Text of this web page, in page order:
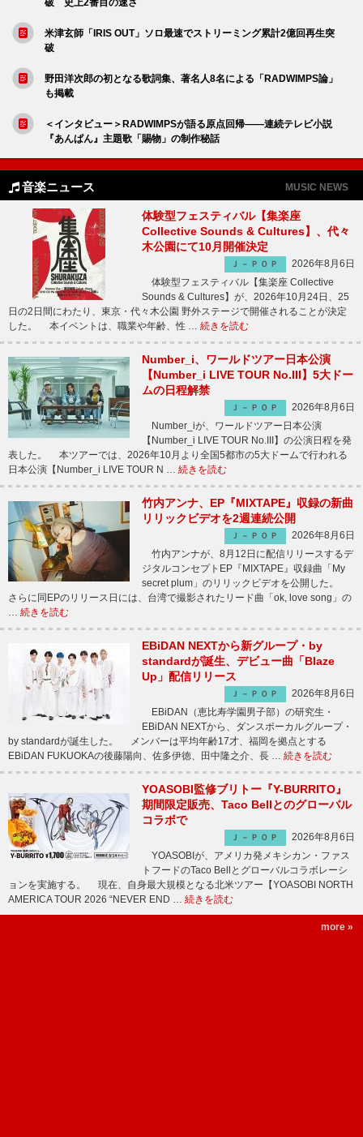
米津玄師「IRIS OUT」ソロ最速でストリーミング累計2億回再生突
破
野田洋次郎の初となる歌詞集、著名人8名による「RADWIMPS論」
も掲載
＜インタビュー＞RADWIMPSが語る原点回帰――連続テレビ小説
『あんぱん』主題歌「賜物」の制作秘話
音楽ニュース MUSIC NEWS
体験型フェスティバル【集楽座
Collective Sounds & Cultures】、代々
木公園にて10月開催決定
Ｊ－ＰＯＰ
2026年8月6日
体験型フェスティバル【集楽座 Collective
Sounds & Cultures】が、2026年10月24日、25
日の2日間にわたり、東京・代々木公園 野外ステージで開催されることが決定
した。 本イベントは、職業や年齢、性 … 続きを読む
Number_i、ワールドツアー日本公演
【Number_i LIVE TOUR No.III】5大ドー
ムの日程解禁
Ｊ－ＰＯＰ
2026年8月6日
Number_iが、ワールドツアー日本公演
【Number_i LIVE TOUR No.III】の公演日程を発
表した。 本ツアーでは、2026年10月より全国5都市の5大ドームで行われる
日本公演【Number_i LIVE TOUR N … 続きを読む
竹内アンナ、EP『MIXTAPE』収録の新曲
リリックビデオを2週連続公開
Ｊ－ＰＯＰ
2026年8月6日
竹内アンナが、8月12日に配信リリースするデ
ジタルコンセプトEP『MIXTAPE』収録曲「My
secret plum」のリリックビデオを公開した。
さらに同EPのリリース日には、台湾で撮影されたリード曲「ok, love song」の
… 続きを読む
EBiDAN NEXTから新グループ・by
standardが誕生、デビュー曲「Blaze
Up」配信リリース
Ｊ－ＰＯＰ
2026年8月6日
EBiDAN（恵比寿学園男子部）の研究生・
EBiDAN NEXTから、ダンスボーカルグループ・
by standardが誕生した。 メンバーは平均年齢17才、福岡を拠点とする
EBiDAN FUKUOKAの後藤陽向、佐多伊徳、田中隆之介、長 … 続きを読む
YOASOBI監修ブリトー『Y-BURRITO』
期間限定販売、Taco Bellとのグローバル
コラボで
Ｊ－ＰＯＰ
2026年8月6日
YOASOBIが、アメリカ発メキシカン・ファス
トフードのTaco Bellとグローバルコラボレーシ
ョンを実施する。 現在、自身最大規模となる北米ツアー【YOASOBI NORTH
AMERICA TOUR 2026 “NEVER END … 続きを読む
more »